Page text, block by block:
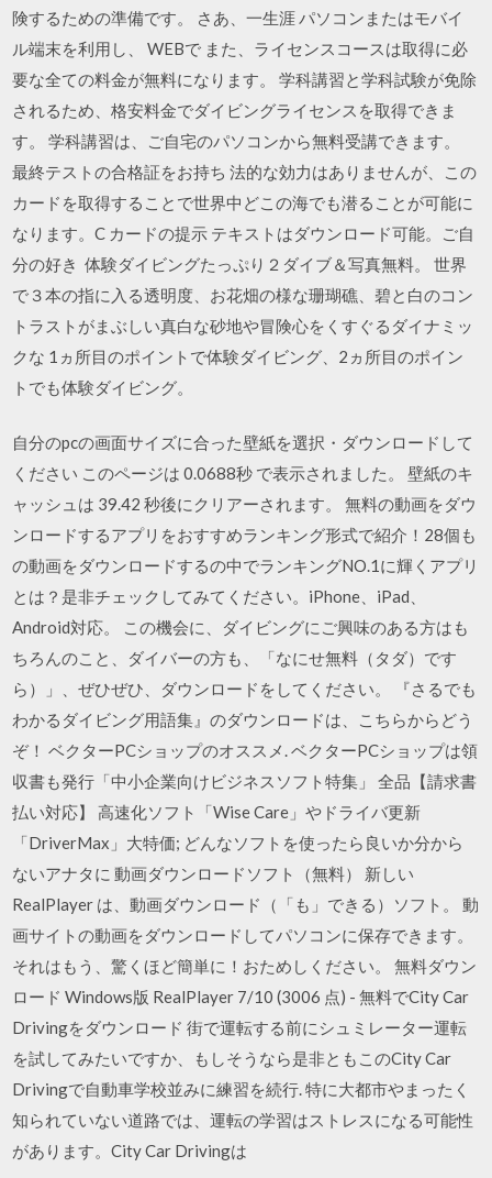
険するための準備です。 さあ、一生涯 パソコンまたはモバイ
ル端末を利用し、 WEBで また、ライセンスコースは取得に必
要な全ての料金が無料になります。 学科講習と学科試験が免除
されるため、格安料金でダイビングライセンスを取得できま
す。 学科講習は、ご自宅のパソコンから無料受講できます。
最終テストの合格証をお持ち 法的な効力はありませんが、この
カードを取得することで世界中どこの海でも潜ることが可能に
なります。C カードの提示 テキストはダウンロード可能。ご自
分の好き 体験ダイビングたっぷり２ダイブ＆写真無料。 世界
で３本の指に入る透明度、お花畑の様な珊瑚礁、碧と白のコン
トラストがまぶしい真白な砂地や冒険心をくすぐるダイナミッ
クな 1ヵ所目のポイントで体験ダイビング、2ヵ所目のポイン
トでも体験ダイビング。
自分のpcの画面サイズに合った壁紙を選択・ダウンロードして
ください このページは 0.0688秒 で表示されました。 壁紙のキ
ャッシュは 39.42 秒後にクリアーされます。 無料の動画をダウ
ンロードするアプリをおすすめランキング形式で紹介！28個も
の動画をダウンロードするの中でランキングNO.1に輝くアプリ
とは？是非チェックしてみてください。iPhone、iPad、
Android対応。 この機会に、ダイビングにご興味のある方はも
ちろんのこと、ダイバーの方も、「なにせ無料（タダ）です
ら）」、ぜひぜひ、ダウンロードをしてください。 『さるでも
わかるダイビング用語集』のダウンロードは、こちらからどう
ぞ！ ベクターPCショップのオススメ. ベクターPCショップは領
収書も発行「中小企業向けビジネスソフト特集」 全品【請求書
払い対応】 高速化ソフト「Wise Care」やドライバ更新
「DriverMax」大特価; どんなソフトを使ったら良いか分から
ないアナタに 動画ダウンロードソフト（無料） 新しい
RealPlayer は、動画ダウンロード（「も」できる）ソフト。 動
画サイトの動画をダウンロードしてパソコンに保存できます。
それはもう、驚くほど簡単に！おためしください。 無料ダウン
ロード Windows版 RealPlayer 7/10 (3006 点) - 無料でCity Car
Drivingをダウンロード 街で運転する前にシュミレーター運転
を試してみたいですか、もしそうなら是非ともこのCity Car
Drivingで自動車学校並みに練習を続行. 特に大都市やまったく
知られていない道路では、運転の学習はストレスになる可能性
があります。City Car Drivingは